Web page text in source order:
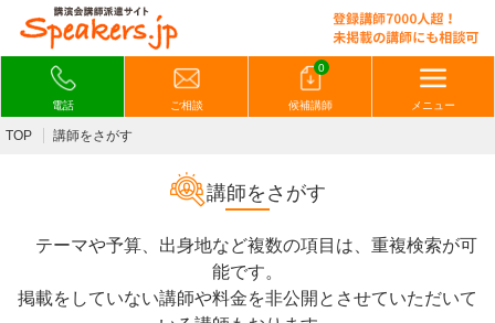
電話 ご相談
0
候補講師 メニュー
TOP 講師をさがす
講師をさがす
テーマや予算、出身地など複数の項目は、重複検索が可
能です。
掲載をしていない講師や料金を非公開とさせていただいて